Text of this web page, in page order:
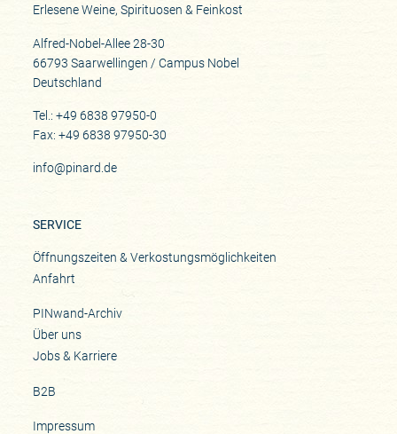
Erlesene Weine, Spirituosen & Feinkost
Alfred-Nobel-Allee 28-30
66793 Saarwellingen / Campus Nobel
Deutschland
Tel.: +49 6838 97950-0
Fax: +49 6838 97950-30
info@pinard.de
SERVICE
Öffnungszeiten & Verkostungsmöglichkeiten
Anfahrt
PINwand-Archiv
Über uns
Jobs & Karriere
B2B
Impressum